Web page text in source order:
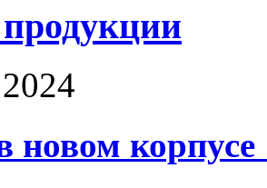
новом